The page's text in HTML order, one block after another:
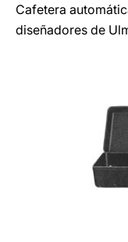
Cafetera
diseñadores de